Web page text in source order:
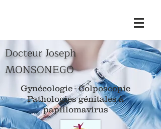
Docteur Joseph
MONSONEGO
Gynécologie - Colposcopie
Pathologies génitales à
papillomavirus